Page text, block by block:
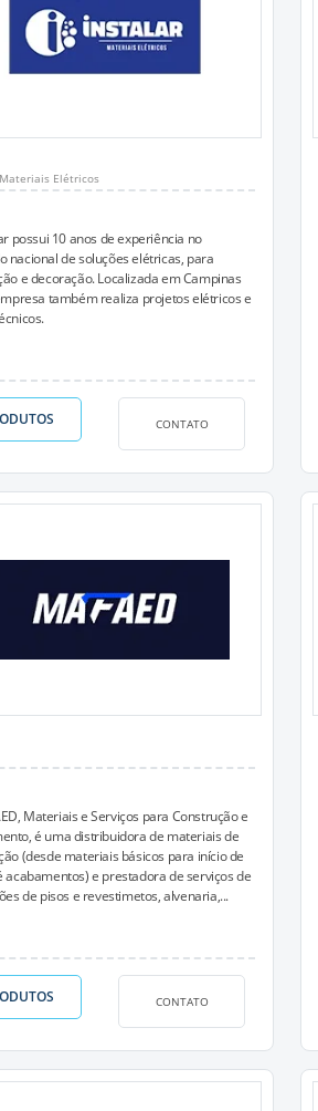
Elétricos
possui 10 anos de experiência no
nacional de soluções elétricas, para
e decoração. Localizada em Campinas
também realiza projetos elétricos e
CONTATO
Materiais e Serviços para Construção e
é uma distribuidora de materiais de
(desde materiais básicos para início de
acabamentos) e prestadora de serviços de
de pisos e revestimetos, alvenaria,...
CONTATO